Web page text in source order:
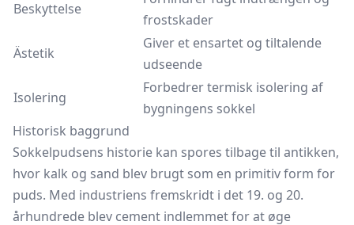
Beskyttelse
frostskader
Ästetik
Giver et ensartet og tiltalende
udseende
Isolering
Forbedrer termisk isolering af
bygningens sokkel
Historisk baggrund
Sokkelpudsens historie kan spores tilbage til antikken,
hvor kalk og sand blev brugt som en primitiv form for
puds. Med industriens fremskridt i det 19. og 20.
århundrede blev cement indlemmet for at øge